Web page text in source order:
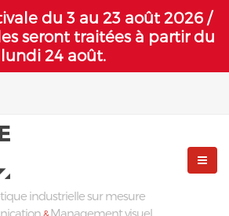
du 3 au 23 août 2026 /
seront traitées à partir du
lundi 24 août.
industrielle sur mesure
& Management visuel